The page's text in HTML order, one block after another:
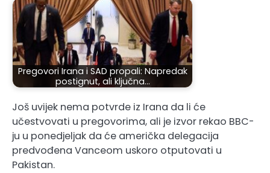
Pregovori Irana i SAD propali: Napredak
postignut, ali ključna…
Još uvijek nema potvrde iz Irana da li će
učestvovati u pregovorima, ali je izvor rekao BBC-
ju u ponedjeljak da će američka delegacija
predvođena Vanceom uskoro otputovati u
Pakistan.